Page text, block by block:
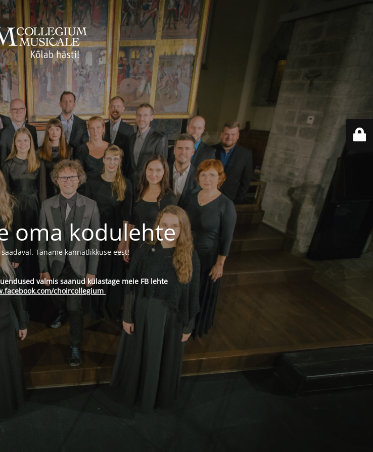
oma kodulehte
Täname kannatlikkuse eest!
valmis saanud külastage meie FB lehte
choircollegium